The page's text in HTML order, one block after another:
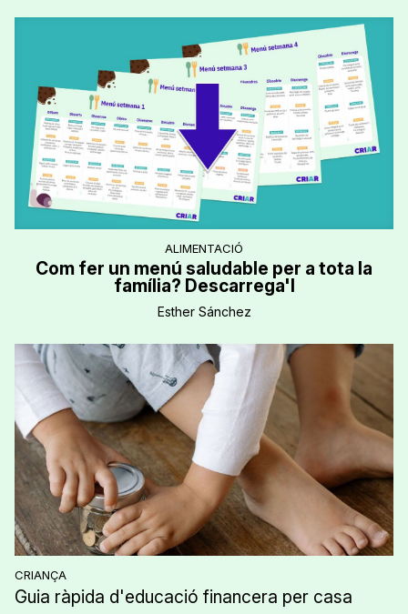
CRIANÇA
Guia ràpida d'educació financera per casa
ALIMENTACIÓ
Com fer un menú saludable per a tota la
família? Descarrega'l
Esther Sánchez